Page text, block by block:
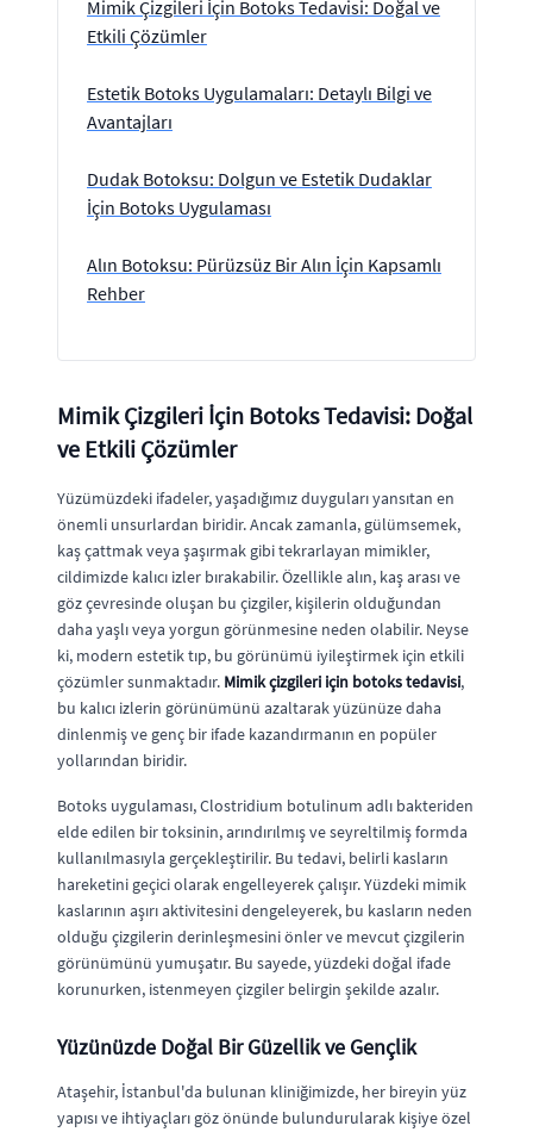
Mimik Çizgileri İçin Botoks Tedavisi: Doğal ve
Etkili Çözümler
Estetik Botoks Uygulamaları: Detaylı Bilgi ve
Avantajları
Dudak Botoksu: Dolgun ve Estetik Dudaklar
İçin Botoks Uygulaması
Alın Botoksu: Pürüzsüz Bir Alın İçin Kapsamlı
Rehber
Mimik Çizgileri İçin Botoks Tedavisi: Doğal
ve Etkili Çözümler
Yüzümüzdeki ifadeler, yaşadığımız duyguları yansıtan en
önemli unsurlardan biridir. Ancak zamanla, gülümsemek,
kaş çattmak veya şaşırmak gibi tekrarlayan mimikler,
cildimizde kalıcı izler bırakabilir. Özellikle alın, kaş arası ve
göz çevresinde oluşan bu çizgiler, kişilerin olduğundan
daha yaşlı veya yorgun görünmesine neden olabilir. Neyse
ki, modern estetik tıp, bu görünümü iyileştirmek için etkili
çözümler sunmaktadır. Mimik çizgileri için botoks tedavisi,
bu kalıcı izlerin görünümünü azaltarak yüzünüze daha
dinlenmiş ve genç bir ifade kazandırmanın en popüler
yollarından biridir.
Botoks uygulaması, Clostridium botulinum adlı bakteriden
elde edilen bir toksinin, arındırılmış ve seyreltilmiş formda
kullanılmasıyla gerçekleştirilir. Bu tedavi, belirli kasların
hareketini geçici olarak engelleyerek çalışır. Yüzdeki mimik
kaslarının aşırı aktivitesini dengeleyerek, bu kasların neden
olduğu çizgilerin derinleşmesini önler ve mevcut çizgilerin
görünümünü yumuşatır. Bu sayede, yüzdeki doğal ifade
korunurken, istenmeyen çizgiler belirgin şekilde azalır.
Yüzünüzde Doğal Bir Güzellik ve Gençlik
Ataşehir, İstanbul'da bulunan kliniğimizde, her bireyin yüz
yapısı ve ihtiyaçları göz önünde bulundurularak kişiye özel